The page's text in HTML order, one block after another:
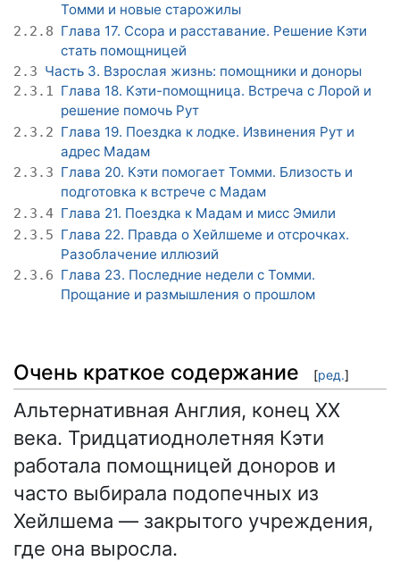
Томми и новые старожилы
2.2.8 Глава 17. Ссора и расставание. Решение Кэти
стать помощницей
2.3 Часть 3. Взрослая жизнь: помощники и доноры
2.3.1 Глава 18. Кэти-помощница. Встреча с Лорой и
решение помочь Рут
2.3.2 Глава 19. Поездка к лодке. Извинения Рут и
адрес Мадам
2.3.3 Глава 20. Кэти помогает Томми. Близость и
подготовка к встрече с Мадам
2.3.4 Глава 21. Поездка к Мадам и мисс Эмили
2.3.5 Глава 22. Правда о Хейлшеме и отсрочках.
Разоблачение иллюзий
2.3.6 Глава 23. Последние недели с Томми.
Прощание и размышления о прошлом
Очень краткое содержание [ред.]
Альтернативная Англия, конец XX
века. Тридцатиоднолетняя Кэти
работала помощницей доноров и
часто выбирала подопечных из
Хейлшема — закрытого учреждения,
где она выросла.